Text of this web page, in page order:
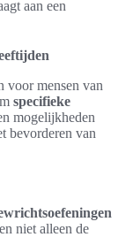
aan een
voor mensen van
specifieke
mogelijkheden
bevorderen van
niet alleen de